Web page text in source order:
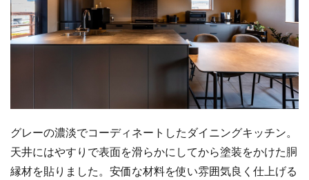
グレーの濃淡でコーディネートしたダイニングキッチン。
天井にはやすりで表面を滑らかにしてから塗装をかけた胴
縁材を貼りました。安価な材料を使い雰囲気良く仕上げる